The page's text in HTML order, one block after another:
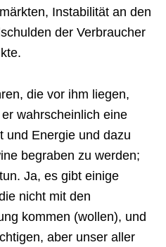
Instabilität an den
der Verbraucher
die vor ihm liegen,
wahrscheinlich eine
und Energie und dazu
begraben zu werden;
Ja, es gibt einige
nicht mit den
kommen (wollen), und
aber unser aller